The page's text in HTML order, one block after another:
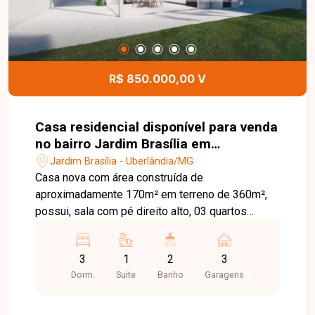
Temos 3 unidades para te receber, no Centro,
Zona Sul ou Zona Leste: Av. João Naves de Ávila,
257 - Centro Rua Rafael Marino Neto, 135 -
Jardim Karaíba Av. Dr. Laerte Vieira Gonçalves,
607 - Santa Mônica
R$ 850.000,00 V
Casa residencial disponível para venda
no bairro Jardim Brasília em
Uberlândia-MG
Jardim Brasília - Uberlândia/MG
Casa nova com área construída de
aproximadamente 170m² em terreno de 360m²,
possui, sala com pé direito alto, 03 quartos
cozinha ampla, área gourmet com churrasqueira e
garagem coberta para 03 carros. Agende agora
mesmo uma visita e venha conhecer
3
Dorm.
1
Suite
2
Banho
3
Garagens